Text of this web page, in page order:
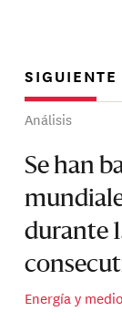
SIGUIENTE
Análisis
Se han
durante
Energía y